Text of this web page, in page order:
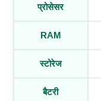
प्रोसेसर
RAM
स्टोरेज
बैटरी